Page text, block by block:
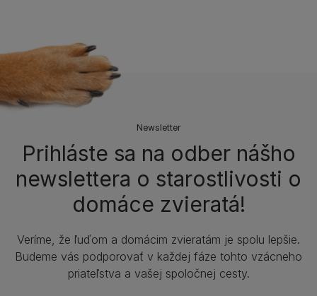
Newsletter
Prihláste sa na odber nášho
newslettera o starostlivosti o
domáce zvieratá!
Veríme, že ľuďom a domácim zvieratám je spolu lepšie.
Budeme vás podporovať v každej fáze tohto vzácneho
priateľstva a vašej spoločnej cesty.